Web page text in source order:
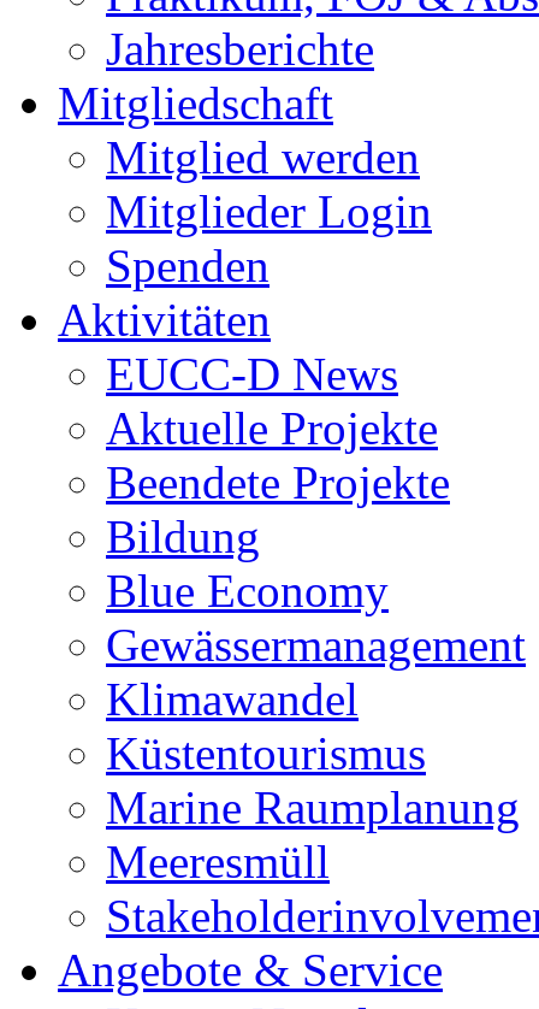
Jahresberichte
Mitgliedschaft
Mitglied werden
Mitglieder Login
Spenden
Aktivitäten
EUCC-D News
Aktuelle Projekte
Beendete Projekte
Bildung
Blue Economy
Gewässermanagement
Klimawandel
Küstentourismus
Marine Raumplanung
Meeresmüll
Angebote & Service